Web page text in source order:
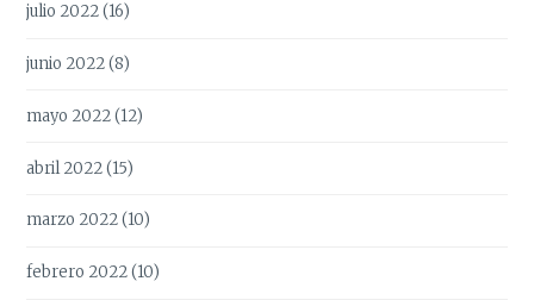
julio 2022(16)
junio 2022(8)
mayo 2022(12)
abril 2022(15)
marzo 2022(10)
febrero 2022(10)